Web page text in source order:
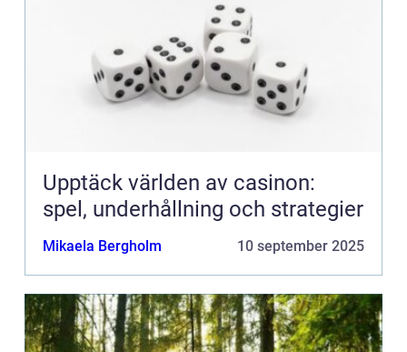
Upptäck världen av casinon:
spel, underhållning och strategier
Mikaela Bergholm 10 september 2025